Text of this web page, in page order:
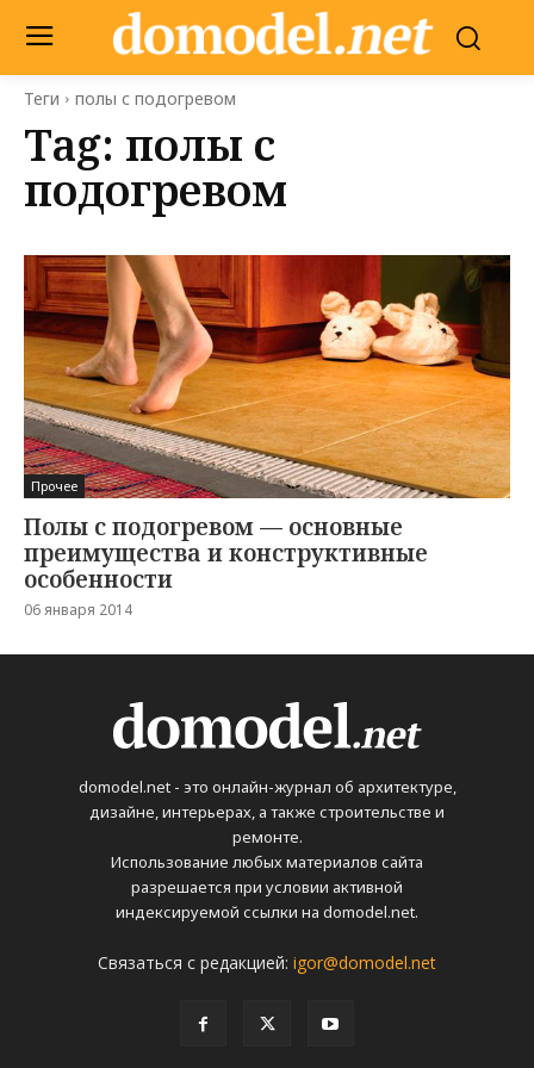
Теги полы с подогревом
Tag: полы с
подогревом
Прочее
Полы с подогревом — основные
преимущества и конструктивные
особенности
06 января 2014
domodel.net - это онлайн-журнал об архитектуре,
дизайне, интерьерах, а также строительстве и
ремонте.
Использование любых материалов сайта
разрешается при условии активной
индексируемой ссылки на domodel.net.
Связаться с редакцией: igor@domodel.net